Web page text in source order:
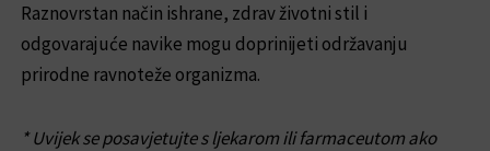
Raznovrstan način ishrane, zdrav životni stil i
odgovarajuće navike mogu doprinijeti održavanju
prirodne ravnoteže organizma.
* Uvijek se posavjetujte s ljekarom ili farmaceutom ako